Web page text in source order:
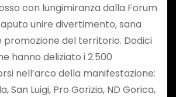
con lungimiranza dalla Forum
unire divertimento, sana
del territorio. Dodici
hanno deliziato i 2.500
nell’arco della manifestazione:
San Luigi, Pro Gorizia, ND Gorica,